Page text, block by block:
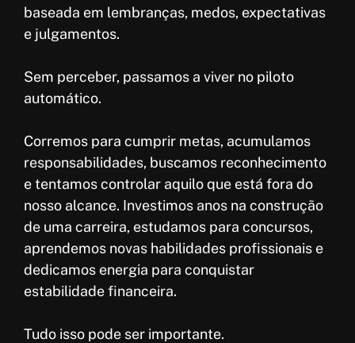
baseada em lembranças, medos, expectativas
e julgamentos.
Sem perceber, passamos a viver no piloto
automático.
Corremos para cumprir metas, acumulamos
responsabilidades, buscamos reconhecimento
e tentamos controlar aquilo que está fora do
nosso alcance. Investimos anos na construção
de uma carreira, estudamos para concursos,
aprendemos novas habilidades profissionais e
dedicamos energia para conquistar
estabilidade financeira.
Tudo isso pode ser importante.